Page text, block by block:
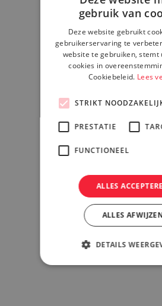
gebruik van
Deze website gebruikt
gebruikerservaring te
website te gebruiken, stemt
cookies in
Cookiebeleid. Lees
STRIKT
PRESTATIE
FUNCTIONEEL
ALLES
ALLES
DETAILS